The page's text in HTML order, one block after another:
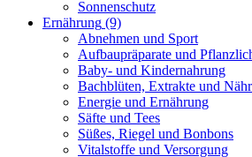
Sonnenschutz
Ernährung (9)
Abnehmen und Sport
Aufbaupräparate und
Baby- und Kindernahrung
Bachblüten, Extrakte und
Energie und Ernährung
Säfte und Tees
Süßes, Riegel und Bonbons
Vitalstoffe und Versorgung